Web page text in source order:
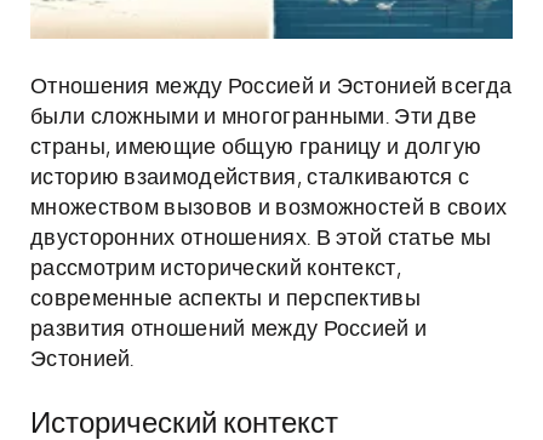
Отношения между Россией и Эстонией всегда
были сложными и многогранными. Эти две
страны, имеющие общую границу и долгую
историю взаимодействия, сталкиваются с
множеством вызовов и возможностей в своих
двусторонних отношениях. В этой статье мы
рассмотрим исторический контекст,
современные аспекты и перспективы
развития отношений между Россией и
Эстонией.
Исторический контекст